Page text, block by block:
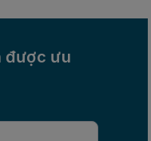
được ưu